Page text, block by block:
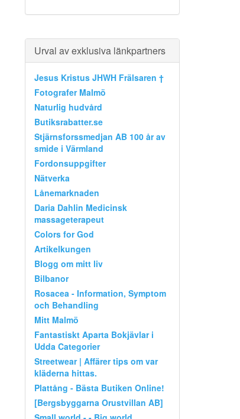
Urval av exklusiva länkpartners
Jesus Kristus JHWH Frälsaren †
Fotografer Malmö
Naturlig hudvård
Butiksrabatter.se
Stjärnsforssmedjan AB 100 år av
smide i Värmland
Fordonsuppgifter
Nätverka
Lånemarknaden
Daria Dahlin Medicinsk
massageterapeut
Colors for God
Artikelkungen
Blogg om mitt liv
Bilbanor
Rosacea - Information, Symptom
och Behandling
Mitt Malmö
Fantastiskt Aparta Bokjävlar i
Udda Categorier
Streetwear | Affärer tips om var
kläderna hittas.
Plattång - Bästa Butiken Online!
[Bergsbyggarna Orustvillan AB]